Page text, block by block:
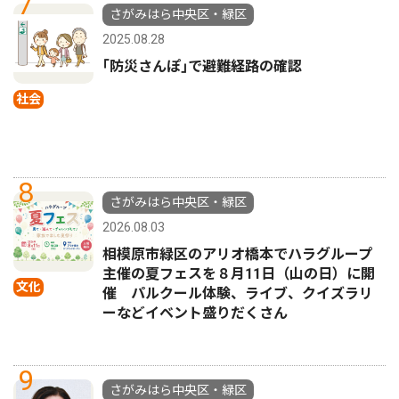
社会
さがみはら中央区・緑区
2025.08.28
｢防災さんぽ｣で避難経路の確認
8
文化
さがみはら中央区・緑区
2026.08.03
相模原市緑区のアリオ橋本でハラグループ
主催の夏フェスを８月11日（山の日）に開
催 パルクール体験、ライブ、クイズラリ
ーなどイベント盛りだくさん
9
さがみはら中央区・緑区